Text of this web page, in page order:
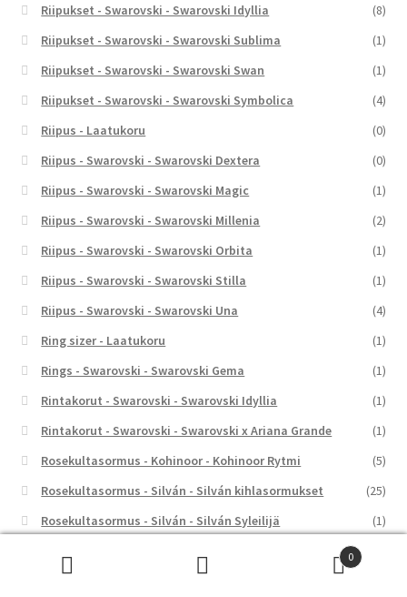
Riipukset - Swarovski - Swarovski Idyllia
(8)
Riipukset - Swarovski - Swarovski Sublima
(1)
Riipukset - Swarovski - Swarovski Swan
(1)
Riipukset - Swarovski - Swarovski Symbolica
(4)
Riipus - Laatukoru
(0)
Riipus - Swarovski - Swarovski Dextera
(0)
Riipus - Swarovski - Swarovski Magic
(1)
Riipus - Swarovski - Swarovski Millenia
(2)
Riipus - Swarovski - Swarovski Orbita
(1)
Riipus - Swarovski - Swarovski Stilla
(1)
Riipus - Swarovski - Swarovski Una
(4)
Ring sizer - Laatukoru
(1)
Rings - Swarovski - Swarovski Gema
(1)
Rintakorut - Swarovski - Swarovski Idyllia
(1)
Rintakorut - Swarovski - Swarovski x Ariana Grande
(1)
Rosekultasormus - Kohinoor - Kohinoor Rytmi
(5)
Rosekultasormus - Silván - Silván kihlasormukset
(25)
Rosekultasormus - Silván - Silván Syleilijä
(1)
0